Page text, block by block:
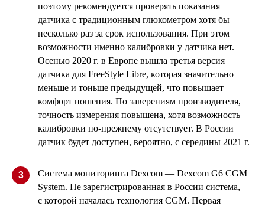
поэтому рекомендуется проверять показания
датчика с традиционным глюкометром хотя бы
несколько раз за срок использования. При этом
возможности именно калибровки у датчика нет.
Осенью 2020 г. в Европе вышла третья версия
датчика для FreeStyle Libre, которая значительно
меньше и тоньше предыдущей, что повышает
комфорт ношения. По заверениям производителя,
точность измерения повышена, хотя возможность
калибровки по-прежнему отсутствует. В России
датчик будет доступен, вероятно, с середины 2021 г.
3
Система мониторинга Dexcom — Dexcom G6 CGM
System. Не зарегистрированная в России система,
с которой началась технология CGM. Первая